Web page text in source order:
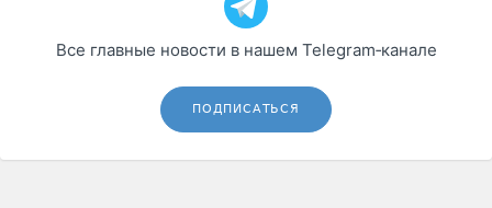
Все главные новости в нашем Telegram‑канале
ПОДПИСАТЬСЯ